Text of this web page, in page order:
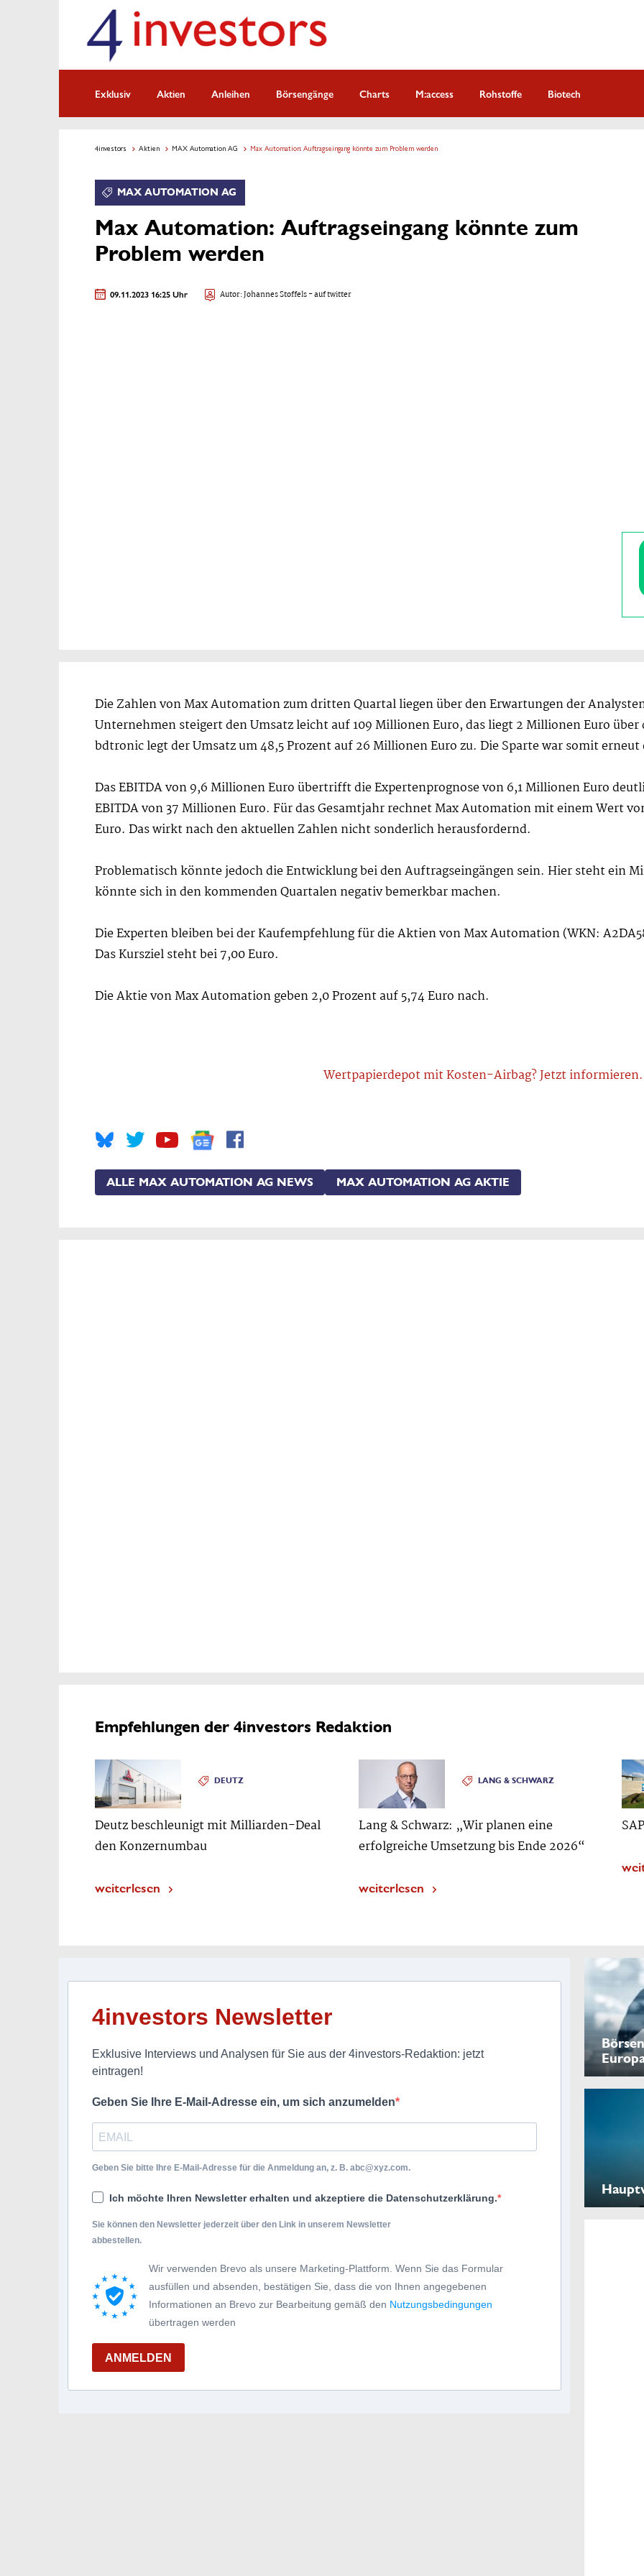
Exklusiv Aktien Anleihen Börsengänge Charts M:access Rohstoffe Biotech
4investors Aktien MAX Automation AG Max Automation: Auftragseingang könnte zum Problem werden
MAX AUTOMATION AG
Max Automation: Auftragseingang könnte zum
Problem werden
09.11.2023 16:25 Uhr Autor:Johannes Stoffels- auf twitter
Die Zahlen von Max Automation zum dritten Quartal liegen über den Erwartungen der
Unternehmen steigert den Umsatz leicht auf 109 Millionen Euro, das liegt 2 Millionen Euro
bdtronic legt der Umsatz um 48,5 Prozent auf 26 Millionen Euro zu. Die Sparte war somit
Das EBITDA von 9,6 Millionen Euro übertrifft die Expertenprognose von 6,1 Millionen Euro
EBITDA von 37 Millionen Euro. Für das Gesamtjahr rechnet Max Automation mit einem Wert
Euro. Das wirkt nach den aktuellen Zahlen nicht sonderlich herausfordernd.
Problematisch könnte jedoch die Entwicklung bei den Auftragseingängen sein. Hier steht ein
könnte sich in den kommenden Quartalen negativ bemerkbar machen.
Die Experten bleiben bei der Kaufempfehlung für die Aktien von Max Automation (WKN:
Das Kursziel steht bei 7,00 Euro.
Die Aktie von Max Automation geben 2,0 Prozent auf 5,74 Euro nach.
Wertpapierdepot mit Kosten-Airbag? Jetzt informieren.
ALLE MAX AUTOMATION AG NEWS MAX AUTOMATION AG AKTIE
Empfehlungen der 4investors Redaktion
DEUTZ
Deutz beschleunigt mit Milliarden-Deal
den Konzernumbau
weiterlesen
LANG & SCHWARZ
Lang & Schwarz: „Wir planen eine
erfolgreiche Umsetzung bis Ende 2026“
weiterlesen
4investors Newsletter
Exklusive Interviews und Analysen für Sie aus der 4investors-Redaktion: jetzt
eintragen!
Geben Sie Ihre E-Mail-Adresse ein, um sich anzumelden
Geben Sie bitte Ihre E-Mail-Adresse für die Anmeldung an, z. B. abc@xyz.com.
Ich möchte Ihren Newsletter erhalten und akzeptiere die Datenschutzerklärung.
Sie können den Newsletter jederzeit über den Link in unserem Newsletter
abbestellen.
Wir verwenden Brevo als unsere Marketing-Plattform. Wenn Sie das Formular
ausfüllen und absenden, bestätigen Sie, dass die von Ihnen angegebenen
Informationen an Brevo zur Bearbeitung gemäß den Nutzungsbedingungen
übertragen werden
ANMELDEN